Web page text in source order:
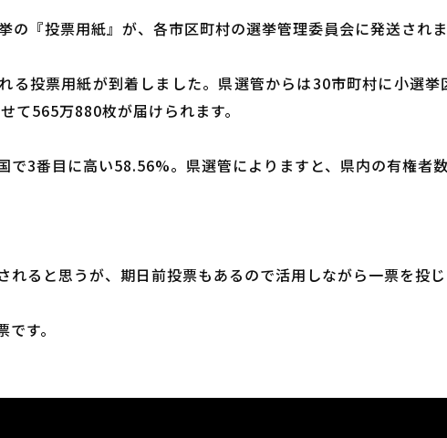
の『投票用紙』が、各市区町村の選挙管理委員会に発送されま
る投票用紙が到着しました。県選管からは30市町村に小選
て565万880枚が届けられます。
で3番目に高い58.56%。県選管によりますと、県内の有権者
ると思うが、期日前投票もあるので活用しながら一票を投じ
す。